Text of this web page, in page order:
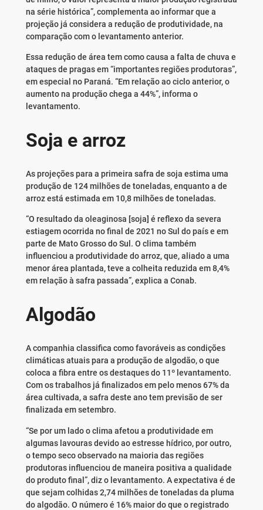
na série histórica”, complementa ao informar que a
projeção já considera a redução de produtividade, na
comparação com o levantamento anterior.
Essa redução de área tem como causa a falta de chuva e
ataques de pragas em “importantes regiões produtoras”,
em especial no Paraná. “Em relação ao ciclo anterior, o
aumento na produção chega a 44%”, informa o
levantamento.
Soja e arroz
As projeções para a primeira safra de soja estima uma
produção de 124 milhões de toneladas, enquanto a de
arroz está estimada em 10,8 milhões de toneladas.
“O resultado da oleaginosa [soja] é reflexo da severa
estiagem ocorrida no final de 2021 no Sul do país e em
parte de Mato Grosso do Sul. O clima também
influenciou a produtividade do arroz, que, aliado a uma
menor área plantada, teve a colheita reduzida em 8,4%
em relação à safra passada”, explica a Conab.
Algodão
A companhia classifica como favoráveis as condições
climáticas atuais para a produção de algodão, o que
coloca a fibra entre os destaques do 11º levantamento.
Com os trabalhos já finalizados em pelo menos 67% da
área cultivada, a safra deste ano tem previsão de ser
finalizada em setembro.
“Se por um lado o clima afetou a produtividade em
algumas lavouras devido ao estresse hídrico, por outro,
o tempo seco observado na maioria das regiões
produtoras influenciou de maneira positiva a qualidade
do produto final”, diz o levantamento. A expectativa é de
que sejam colhidas 2,74 milhões de toneladas da pluma
do algodão. O número é 16% maior do que o registrado